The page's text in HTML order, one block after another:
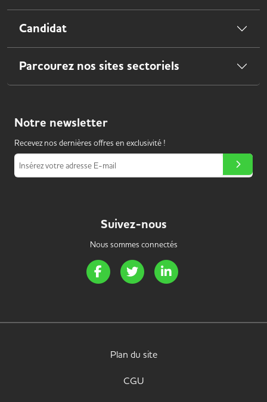
Candidat
Parcourez nos sites sectoriels
Notre newsletter
Recevez nos dernières offres en exclusivité !
Insérez votre adresse E-mail
Suivez-nous
Nous sommes connectés
Page Facebook de Handi Energie
Page Twitter de Handi Energie
Plan du site
CGU